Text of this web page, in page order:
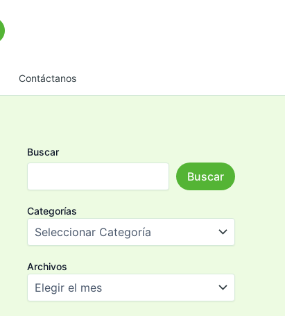
Contáctanos
Buscar
Buscar
Categorías
Archivos